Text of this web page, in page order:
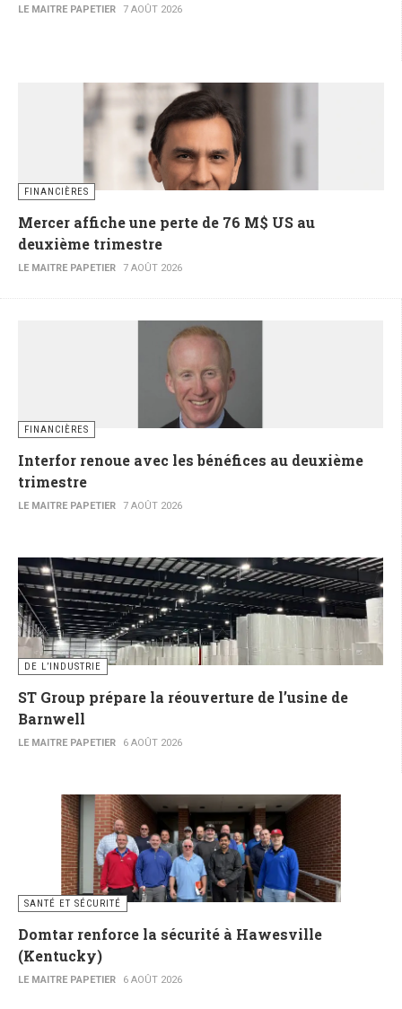
LE MAITRE PAPETIER 7 AOÛT 2026
FINANCIÈRES
Mercer affiche une perte de 76 M$ US au
deuxième trimestre
LE MAITRE PAPETIER 7 AOÛT 2026
FINANCIÈRES
Interfor renoue avec les bénéfices au deuxième
trimestre
LE MAITRE PAPETIER 7 AOÛT 2026
DE L’INDUSTRIE
ST Group prépare la réouverture de l’usine de
Barnwell
LE MAITRE PAPETIER 6 AOÛT 2026
SANTÉ ET SÉCURITÉ
Domtar renforce la sécurité à Hawesville
(Kentucky)
LE MAITRE PAPETIER 6 AOÛT 2026